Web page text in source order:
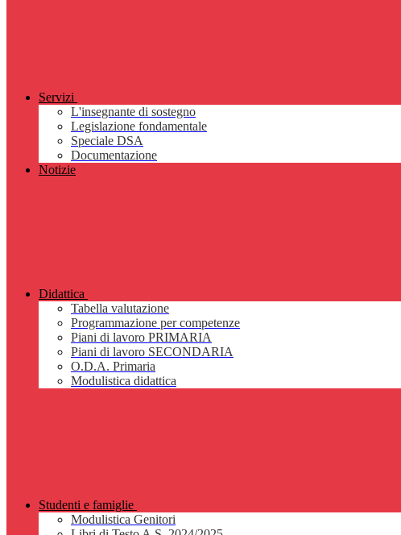
Servizi
L'insegnante di sostegno
Legislazione fondamentale
Speciale DSA
Documentazione
Notizie
Didattica
Tabella valutazione
Programmazione per competenze
Piani di lavoro PRIMARIA
Piani di lavoro SECONDARIA
O.D.A. Primaria
Modulistica didattica
Studenti e famiglie
Modulistica Genitori